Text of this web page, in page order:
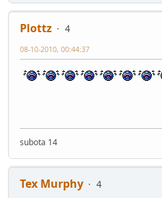
Plottz
4
08-10-2010, 00:44:37
subota 14
Tex Murphy
4